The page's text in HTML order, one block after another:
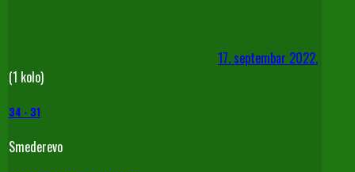
17. septembar 2022.
(1 kolo)
34 - 31
Smederevo